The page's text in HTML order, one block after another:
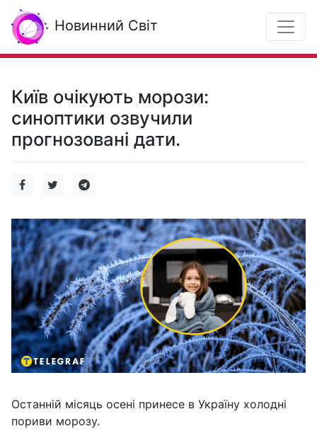
Новинний Світ
Київ очікують морози:
синоптики озвучили
прогнозовані дати.
Останній місяць осені принесе в Україну холодні
пориви морозу.